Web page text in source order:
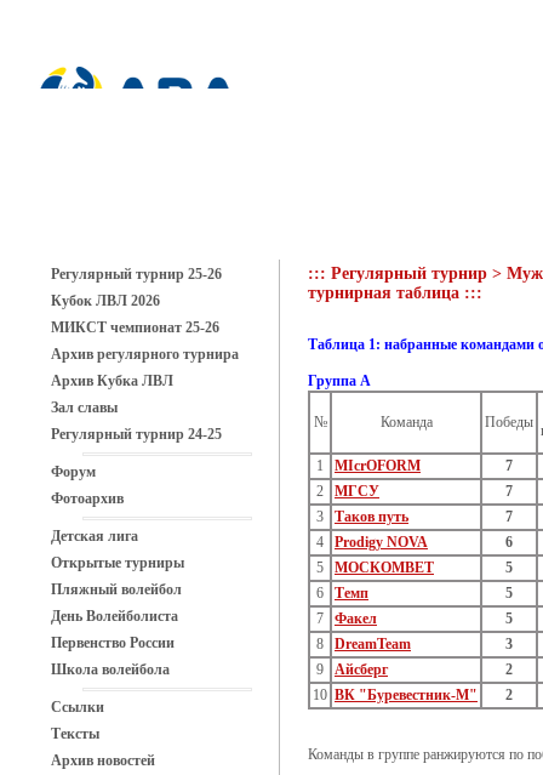
Регулярный турнир 25-26
Кубок ЛВЛ 2026
МИКСТ чемпионат 25-26
Архив регулярного турнира
Архив Кубка ЛВЛ
Зал славы
Регулярный турнир 24-25
Форум
Фотоархив
Детская лига
Открытые турниры
Пляжный волейбол
День Волейболиста
Первенство России
Школа волейбола
Ссылки
Тексты
Архив новостей
::: Регулярный турнир >
турнирная таблица :::
Таблица 1: набранные командами
Группа A
№ Команда Победы
1 MIcrOFORM
7
2
МГСУ
7
3
Таков путь
7
4
Prodigy NOVA
6
5
МОСКОМВЕТ
5
6
Темп
5
7
Факел
5
8
DreamTeam
3
9
Айсберг
2
10 ВК "Буревестник-М" 2
Команды в группе ранжируются по